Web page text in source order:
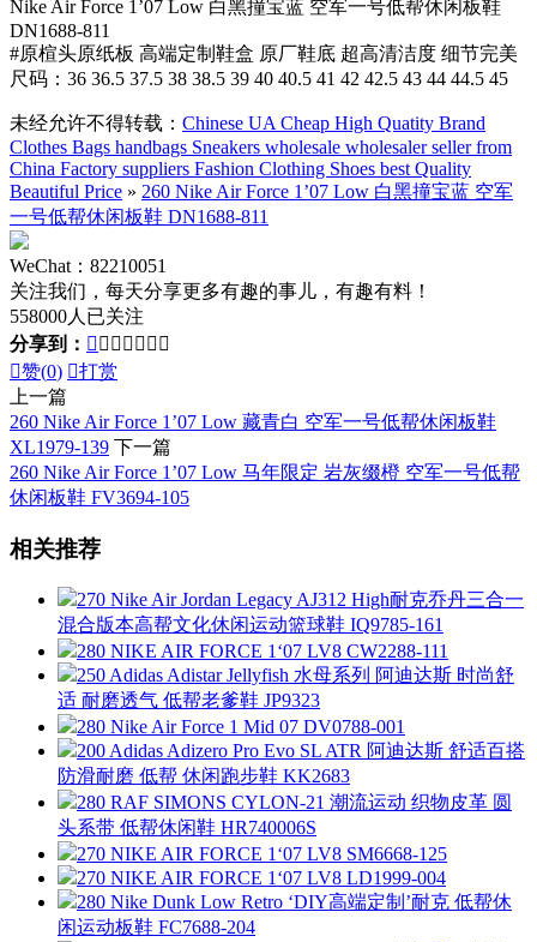
Nike Air Force 1’07 Low 白黑撞宝蓝 空军一号低帮休闲板鞋
DN1688-811
#原楦头原纸板 高端定制鞋盒 原厂鞋底 超高清洁度 细节完美
尺码：36 36.5 37.5 38 38.5 39 40 40.5 41 42 42.5 43 44 44.5 45
未经允许不得转载： Chinese UA Cheap High Quatity Brand
Clothes Bags handbags Sneakers wholesale wholesaler seller from
China Factory suppliers Fashion Clothing Shoes best Quality
Beautiful Price » 260 Nike Air Force 1’07 Low 白黑撞宝蓝 空军
一号低帮休闲板鞋 DN1688-811
WeChat：82210051
关注我们，每天分享更多有趣的事儿，有趣有料！
558000人已关注
分享到：       
赞(0) 打赏
上一篇
260 Nike Air Force 1’07 Low 藏青白 空军一号低帮休闲板鞋
XL1979-139 下一篇
260 Nike Air Force 1’07 Low 马年限定 岩灰缀橙 空军一号低帮
休闲板鞋 FV3694-105
相关推荐
270 Nike Air Jordan Legacy AJ312 High耐克乔丹三合一
混合版本高帮文化休闲运动篮球鞋 IQ9785-161
280 NIKE AIR FORCE 1‘07 LV8 CW2288-111
250 Adidas Adistar Jellyfish 水母系列 阿迪达斯 时尚舒
适 耐磨透气 低帮老爹鞋 JP9323
280 Nike Air Force 1 Mid 07 DV0788-001
200 Adidas Adizero Pro Evo SL ATR 阿迪达斯 舒适百搭
防滑耐磨 低帮 休闲跑步鞋 KK2683
280 RAF SIMONS CYLON-21 潮流运动 织物皮革 圆
头系带 低帮休闲鞋 HR740006S
270 NIKE AIR FORCE 1‘07 LV8 SM6668-125
270 NIKE AIR FORCE 1‘07 LV8 LD1999-004
280 Nike Dunk Low Retro ‘DIY高端定制’耐克 低帮休
闲运动板鞋 FC7688-204